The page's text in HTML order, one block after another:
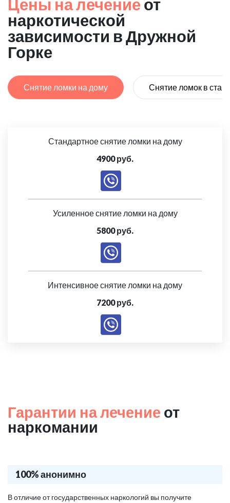
Цены на лечение от
наркотической
зависимости в Дружной
Горке
Снятие ломки на дому Снятие ломок в
Стандартное снятие ломки на дому
4900 руб.
Усиленное снятие ломки на дому
5800 руб.
Интенсивное снятие ломки на дому
7200 руб.
Гарантии на лечение от
наркомании
100% анонимно
В отличие от государственных наркологий вы получите